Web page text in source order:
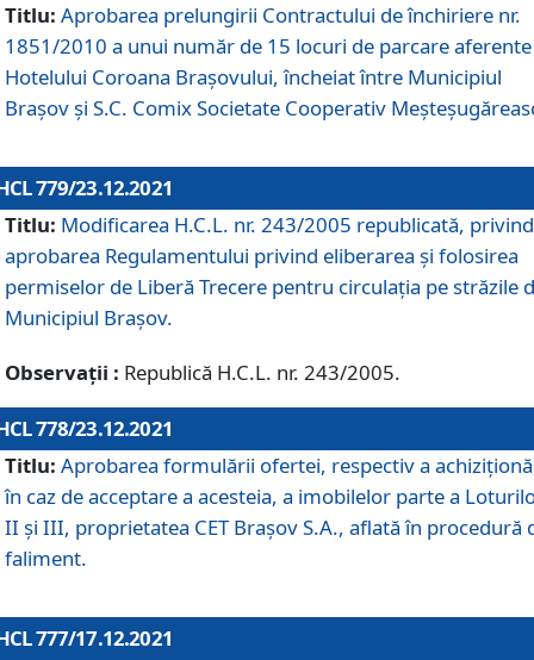
Titlu: Aprobarea prelungirii Contractului de închiriere nr.
1851/2010 a unui număr de 15 locuri de parcare aferente
Hotelului Coroana Brașovului, încheiat între Municipiul
Braşov şi S.C. Comix Societate Cooperativ
779/23.12.2021
Titlu: Modificarea H.C.L. nr. 243/2005 republicată, privind
aprobarea Regulamentului privind eliberarea şi folosirea
permiselor de Liberă Trecere pentru circulația pe străzile
Municipiul Braşov.
Observații : Republică H.C.L. nr. 243/2005.
778/23.12.2021
Titlu: Aprobarea formulării ofertei, respectiv a
în caz de acceptare a acesteia, a imobilelor parte a
II și III, proprietatea CET Brașov S.A., aflată în procedură
faliment.
777/17.12.2021